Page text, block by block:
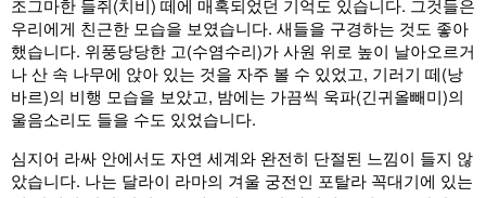
조그마한 들쥐(치비) 떼에 매혹되었던 기억도 있습니다. 그것들은
우리에게 친근한 모습을 보였습니다. 새들을 구경하는 것도 좋아
했습니다. 위풍당당한 고(수염수리)가 사원 위로 높이 날아오르거
나 산 속 나무에 앉아 있는 것을 자주 볼 수 있었고, 기러기 떼(낭
바르)의 비행 모습을 보았고, 밤에는 가끔씩 욱파(긴귀올빼미)의
울음소리도 들을 수도 있었습니다.
심지어 라싸 안에서도 자연 세계와 완전히 단절된 느낌이 들지 않
았습니다. 나는 달라이 라마의 겨울 궁전인 포탈라 꼭대기에 있는